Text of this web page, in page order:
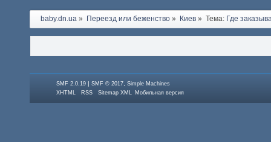
baby.dn.ua» Переезд или беженство» Киев» Тема: Где
SMF 2.0.19 |SMF © 2017 ,Simple Machines
XHTML
RSS Sitemap XML Мобильная версия